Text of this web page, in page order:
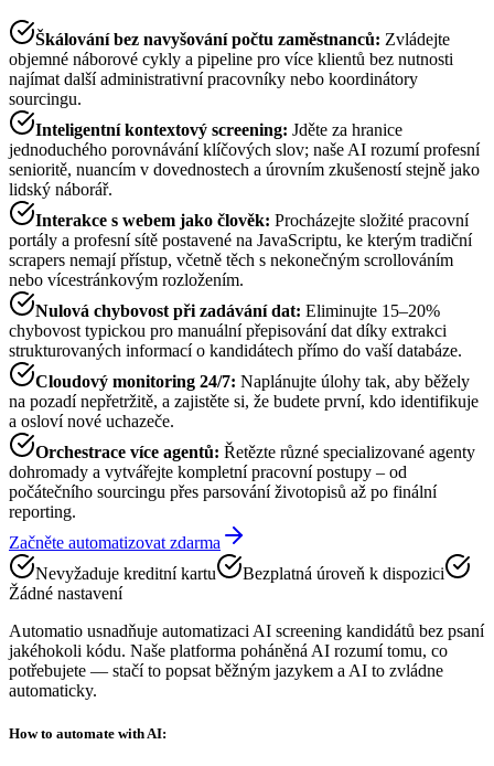
Škálování bez navyšování počtu zaměstnanců: Zvládejte
objemné náborové cykly a pipeline pro více klientů bez nutnosti
najímat další administrativní pracovníky nebo koordinátory
sourcingu.
Inteligentní kontextový screening: Jděte za hranice
jednoduchého porovnávání klíčových slov; naše AI rozumí profesní
senioritě, nuancím v dovednostech a úrovním zkušeností stejně jako
lidský náborář.
Interakce s webem jako člověk: Procházejte složité pracovní
portály a profesní sítě postavené na JavaScriptu, ke kterým tradiční
scrapers nemají přístup, včetně těch s nekonečným scrollováním
nebo vícestránkovým rozložením.
Nulová chybovost při zadávání dat: Eliminujte 15–20%
chybovost typickou pro manuální přepisování dat díky extrakci
strukturovaných informací o kandidátech přímo do vaší databáze.
Cloudový monitoring 24/7: Naplánujte úlohy tak, aby běžely
na pozadí nepřetržitě, a zajistěte si, že budete první, kdo identifikuje
a osloví nové uchazeče.
Orchestrace více agentů: Řetězte různé specializované agenty
dohromady a vytvářejte kompletní pracovní postupy – od
počátečního sourcingu přes parsování životopisů až po finální
reporting.
Začněte automatizovat zdarma
Nevyžaduje kreditní kartu
Bezplatná úroveň k dispozici
Žádné nastavení
Automatio usnadňuje automatizaci AI screening kandidátů bez psaní
jakéhokoli kódu. Naše platforma poháněná AI rozumí tomu, co
potřebujete — stačí to popsat běžným jazykem a AI to zvládne
automaticky.
How to automate with AI: